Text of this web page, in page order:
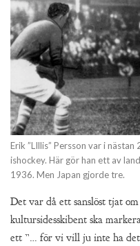
Erik ”LIllis” Persson var i
ishockey. Här gör han ett av
1936. Men Japan gjorde tre.
Det var då ett sanslöst tjat
kultursidesskibent ska
ett ”… för vi vill ju inte ha det